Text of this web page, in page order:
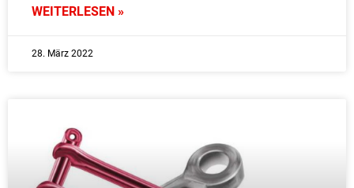
WEITERLESEN »
28. März 2022